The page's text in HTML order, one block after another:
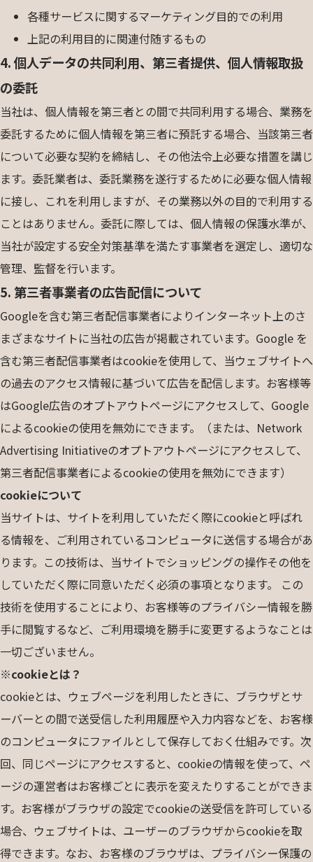
各種サービスに関するマーケティング目的での利用
上記の利用目的に関連付随するもの
4. 個人データの共同利用、第三者提供、個人情報取扱
の委託
当社は、個人情報を第三者との間で共同利用する場合、業務を
委託するために個人情報を第三者に預託する場合、当該第三者
について必要な契約を締結し、その他法令上必要な措置を講じ
ます。委託業者は、委託業務を遂行するために必要な個人情報
に接し、これを利用しますが、その業務以外の目的で利用する
ことはありません。委託に際しては、個人情報の保護水準が、
当社が設定する安全対策基準を満たす事業者を選定し、適切な
管理、監督を行います。
5. 第三者事業者の広告配信について
Googleを含む第三者配信事業者によりインターネット上のさ
まざまなサイトに当社の広告が掲載されています。Google を
含む第三者配信事業者はcookieを使用して、当ウェブサイトへ
の過去のアクセス情報に基づいて広告を配信します。お客様等
はGoogle広告のオプトアウトページにアクセスして、Google
によるcookieの使用を無効にできます。（または、Network
Advertising Initiativeのオプトアウトページにアクセスして、
第三者配信事業者によるcookieの使用を無効にできます）
cookieについて
当サイトは、サイトを利用していただく際にcookieと呼ばれ
る情報を、ご利用されているコンピュータに送信する場合があ
ります。この技術は、当サイトでショッピングの操作その他を
していただく際に同意いただく必須の事項となります。 この
技術を使用することにより、お客様等のプライバシー情報を勝
手に閲覧するなど、ご利用環境を勝手に変更するようなことは
一切ございません。
※cookieとは？
cookieとは、ウェブページを利用したときに、ブラウザとサ
ーバーとの間で送受信した利用履歴や入力内容などを、お客様
のコンピュータにファイルとして保存しておく仕組みです。次
回、同じページにアクセスすると、cookieの情報を使って、ペ
ージの運営者はお客様ごとに表示を変えたりすることができま
す。お客様がブラウザの設定でcookieの送受信を許可している
場合、ウェブサイトは、ユーザーのブラウザからcookieを取
得できます。なお、お客様のブラウザは、プライバシー保護の